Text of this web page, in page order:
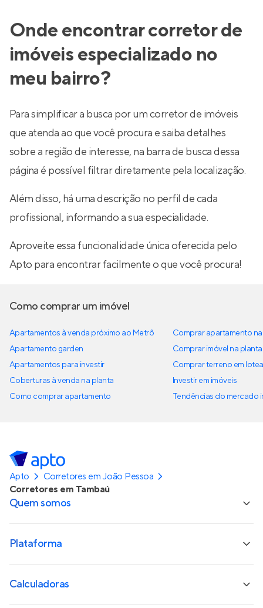
Onde encontrar corretor de
imóveis especializado no
meu bairro?
Para simplificar a busca por um corretor de imóveis
que atenda ao que você procura e saiba detalhes
sobre a região de interesse, na barra de busca dessa
página é possível filtrar diretamente pela localização.
Além disso, há uma descrição no perfil de cada
profissional, informando a sua especialidade.
Aproveite essa funcionalidade única oferecida pelo
Apto para encontrar facilmente o que você procura!
Como comprar um imóvel
Apartamentos à venda próximo ao Metrô
Apartamento garden
Apartamentos para investir
Coberturas à venda na planta
Como comprar apartamento
Comprar apartamento
Comprar imóvel na planta
Comprar terreno em
Investir em imóveis
Tendências do mercado
Apto
Corretores em João Pessoa
Corretores em Tambaú
Quem somos
Plataforma
Calculadoras